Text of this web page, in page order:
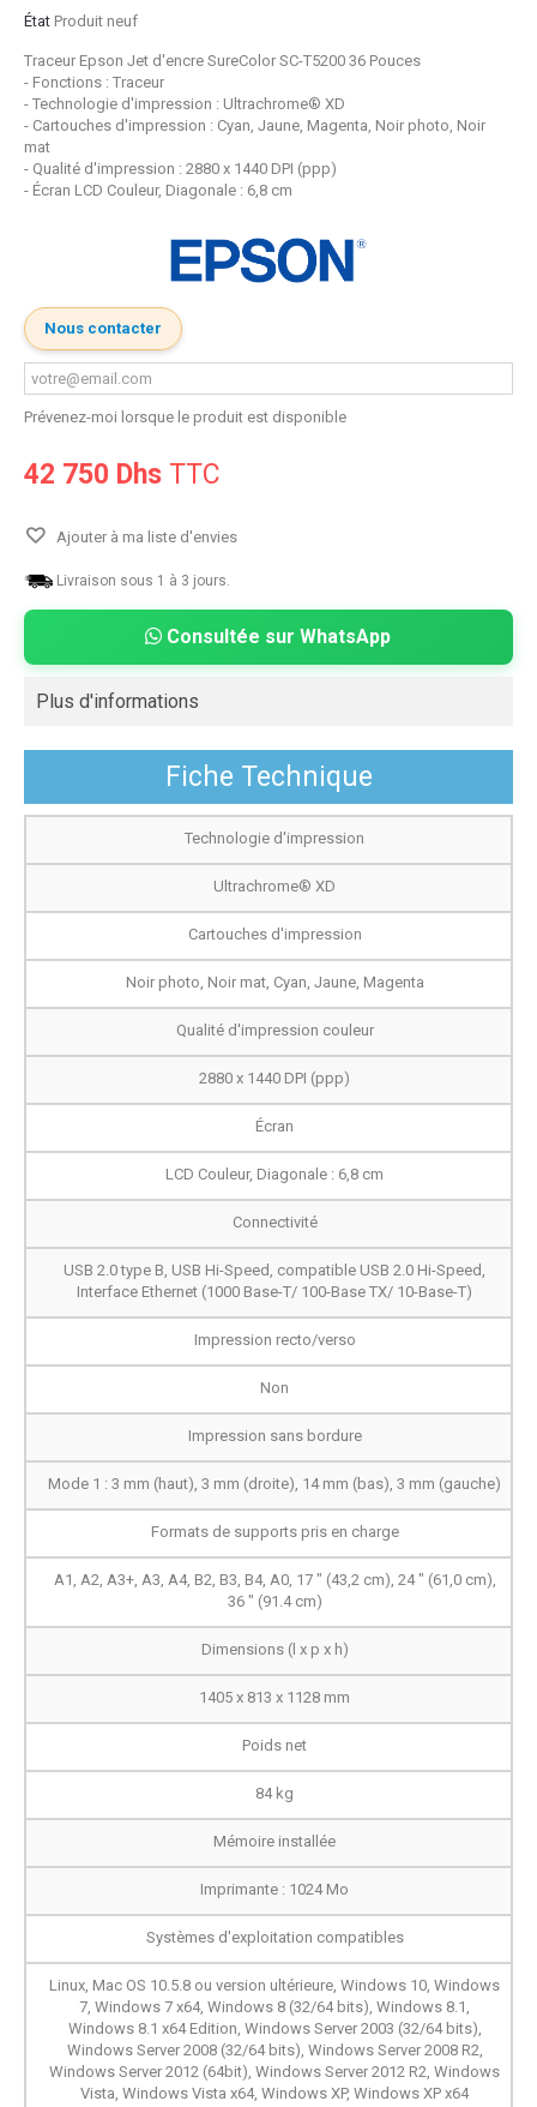
État Produit neuf
Traceur Epson Jet d'encre SureColor SC-T5200 36 Pouces
- Fonctions : Traceur
- Technologie d'impression : Ultrachrome® XD
- Cartouches d'impression : Cyan, Jaune, Magenta, Noir photo, Noir
mat
- Qualité d'impression : 2880 x 1440 DPI (ppp)
- Écran LCD Couleur, Diagonale : 6,8 cm
Nous contacter
Prévenez-moi lorsque le produit est disponible
42 750 Dhs TTC
Ajouter à ma liste d'envies
Livraison sous 1 à 3 jours.
Consultée sur WhatsApp
Plus d'informations
Fiche Technique
Technologie d'impression
Ultrachrome® XD
Cartouches d'impression
Noir photo, Noir mat, Cyan, Jaune, Magenta
Qualité d'impression couleur
2880 x 1440 DPI (ppp)
Écran
LCD Couleur, Diagonale : 6,8 cm
Connectivité
USB 2.0 type B, USB Hi-Speed, compatible USB 2.0 Hi-Speed,
Interface Ethernet (1000 Base-T/ 100-Base TX/ 10-Base-T)
Impression recto/verso
Non
Impression sans bordure
Mode 1 : 3 mm (haut), 3 mm (droite), 14 mm (bas), 3 mm (gauche)
Formats de supports pris en charge
A1, A2, A3+, A3, A4, B2, B3, B4, A0, 17 " (43,2 cm), 24 " (61,0 cm),
36 " (91.4 cm)
Dimensions (l x p x h)
1405‎ x 813 x 1128 mm
Poids net
84 kg
Mémoire installée
Imprimante : 1024 Mo
Systèmes d'exploitation compatibles
Linux, Mac OS 10.5.8 ou version ultérieure, Windows 10, Windows
7, Windows 7 x64, Windows 8 (32/64 bits), Windows 8.1,
Windows 8.1 x64 Edition, Windows Server 2003 (32/64 bits),
Windows Server 2008 (32/64 bits), Windows Server 2008 R2,
Windows Server 2012 (64bit), Windows Server 2012 R2, Windows
Vista, Windows Vista x64, Windows XP, Windows XP x64